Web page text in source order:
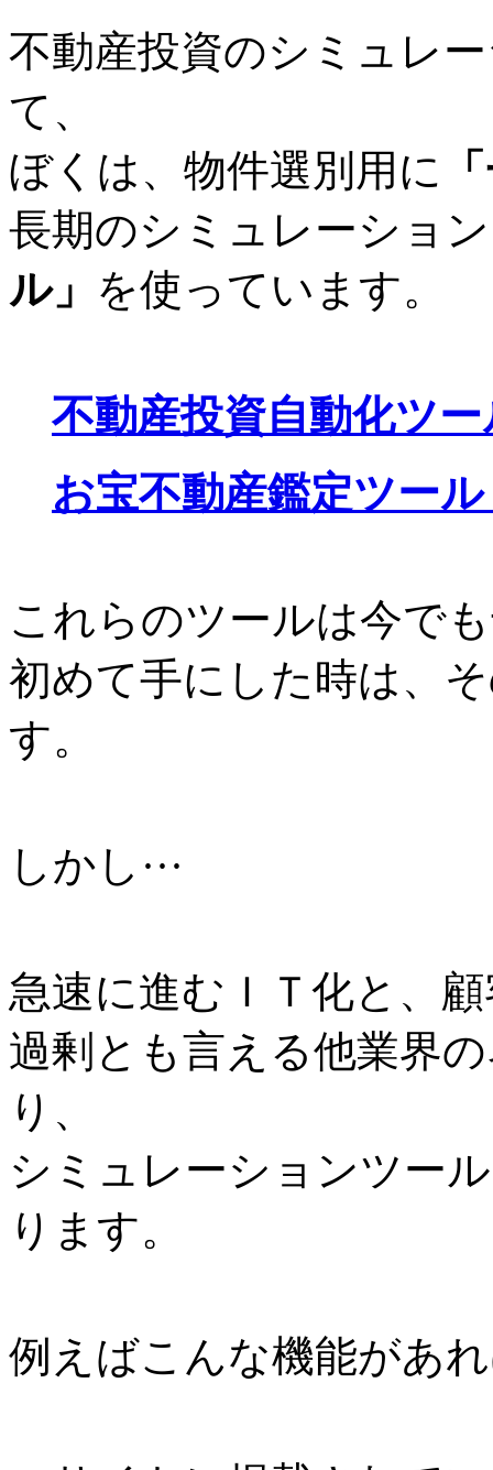
不動産投資のシミュレ
て、
ぼくは、物件選別用に
長期のシミュレーショ
ル」 を使っています。
不動産投資自動化ツ
お宝不動産鑑定ツー
これらのツールは今で
初めて手にした時は、
す。
しかし···
急速に進むＩＴ化と、
過剰とも言える他業界
り、
シミュレーションツー
ります。
例えばこんな機能があ